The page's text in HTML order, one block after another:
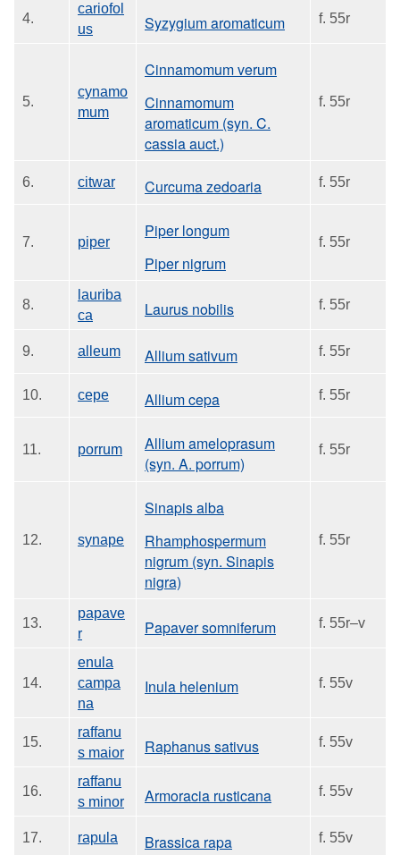
4.
cariofol
us
Syzygium aromaticum f. 55r
5.
cynamo
mum
Cinnamomum verum
Cinnamomum
aromaticum (syn. C.
cassia auct.)
f. 55r
6. citwar Curcuma zedoaria f. 55r
7. piper
Piper longum
Piper nigrum
f. 55r
8.
lauriba
ca
Laurus nobilis f. 55r
9. alleum Allium sativum f. 55r
10. cepe Allium cepa f. 55r
11. porrum
Allium ameloprasum
(syn. A. porrum)
f. 55r
12. synape
Sinapis alba
Rhamphospermum
nigrum (syn. Sinapis
nigra)
f. 55r
13.
papave
r
Papaver somniferum f. 55r–v
14.
enula
campa
na
Inula helenium f. 55v
15.
raffanu
s maior
Raphanus sativus f. 55v
16.
raffanu
s minor
Armoracia rusticana f. 55v
17. rapula Brassica rapa f. 55v